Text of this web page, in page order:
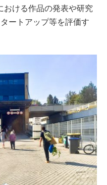
ける作品の発表や研究
ートアップ等を評価す